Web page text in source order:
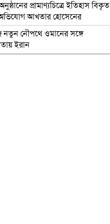
অনুষ্ঠানের প্রামাণ্যচিত্রে ইতিহাস বিকৃত
আখতার হোসেনের
নতুন নৌপথে ওমানের সঙ্গে
ইরান